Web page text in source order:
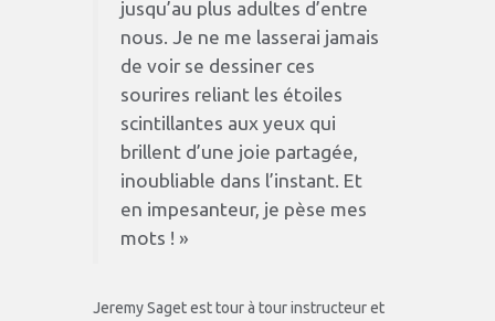
jusqu’au plus adultes d’entre
nous. Je ne me lasserai jamais
de voir se dessiner ces
sourires reliant les étoiles
scintillantes aux yeux qui
brillent d’une joie partagée,
inoubliable dans l’instant. Et
en impesanteur, je pèse mes
mots ! »
Jeremy Saget est tour à tour instructeur et